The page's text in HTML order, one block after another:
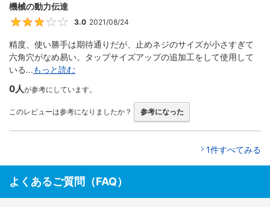
機械の動力伝達
3
3.0 2021/08/24
精度、使い勝手は期待通りだが、止めネジのサイズが小さすぎて
六角穴がなめ易い。タップサイズアップの追加工をして使用して
いる...もっと読む
0人が参考にしています。
このレビューは参考になりましたか？ 参考になった
1件すべてみる
よくあるご質問（FAQ）